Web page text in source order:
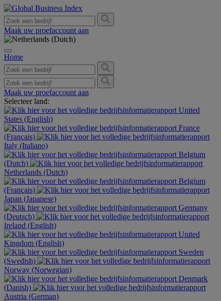
Maak uw proefaccount aan
Home
Maak uw proefaccount aan
Selecteer land:
United
States (English)
France
(Français)
Italy (Italiano)
Belgium
(Dutch)
Netherlands (Dutch)
Belgium
(Français)
Japan (Japanese)
Germany
(Deutsch)
Ireland (English)
United
Kingdom (English)
Sweden
(Swedish)
Norway (Norwegian)
Denmark
(Danish)
Austria (German)